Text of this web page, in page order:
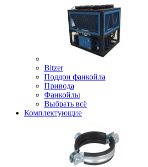
Bitzer
Поддон фанкойла
Привода
Фанкойлы
Выбрать всё
Комплектующие